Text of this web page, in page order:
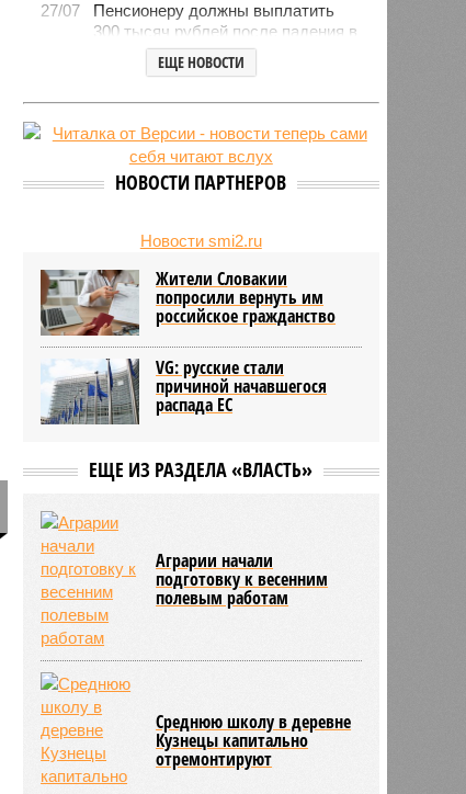
27/07
Пенсионеру должны выплатить
300 тысяч рублей после падения в
гололёд
В регионе обновлён порядок
предоставления госимущества в
Гострудинспекция выявила
нарушения после несчастного
случая на пилораме в Кирсе
садов собираются продлить
ЕЩЕ НОВОСТИ
НОВОСТИ ПАРТНЕРОВ
Новости smi2.ru
Жители Словакии
попросили вернуть им
российское гражданство
VG: русские стали
причиной начавшегося
распада EC
ЕЩЕ ИЗ РАЗДЕЛА «ВЛАСТЬ»
Аграрии начали
подготовку к весенним
полевым работам
Среднюю школу в деревне
Кузнецы капитально
отремонтируют